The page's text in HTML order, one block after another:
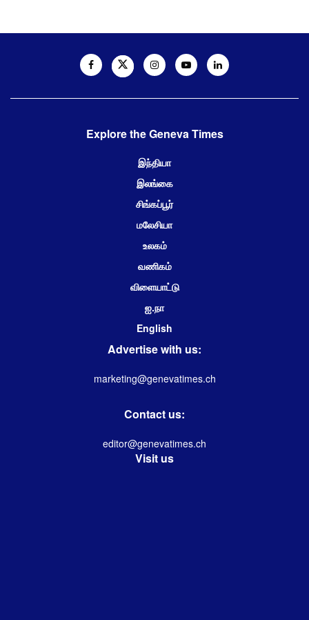
Explore the Geneva Times
இந்தியா
இலங்கை
சிங்கப்பூர்
மலேசியா
உலகம்
வணிகம்
விளையாட்டு
ஐ.நா
English
Advertise with us:
marketing@genevatimes.ch
Contact us:
editor@genevatimes.ch
Visit us